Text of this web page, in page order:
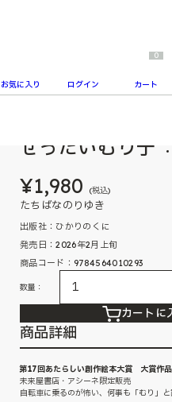
お気に入り ログイン
0
カート
ぜったいむり子
¥1,980 (税込)
たちばなのりゆき
出版社：ひかりのくに
発売日：2026年2月上旬
商品コード：9784564010293
数量：
カートに
商品詳細
第17回あたらしい創作絵本大賞 大賞作品
未来屋書店・アシーネ限定販売
自転車に乗るのが怖い、何事も「むり」